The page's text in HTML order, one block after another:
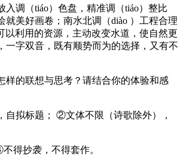
入调（tiáo）色盘，精准调（tiáo）整比
就美好画卷；南水北调（diào ）工程合理
以利用的资源，主动改变水道，使自然更
一字双音，既有顺势而为的选择，又有不
样的联想与思考？请结合你的体验和感
拟标题； ②文体不限（诗歌除外），
得抄袭，不得套作。